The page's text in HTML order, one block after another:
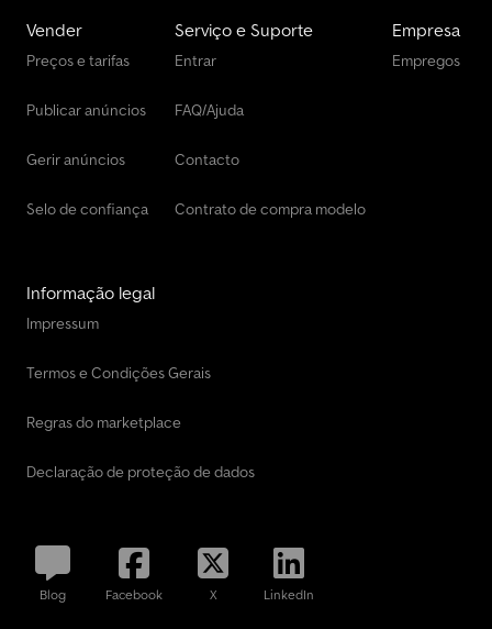
Vender
Preços e tarifas
Publicar anúncios
Gerir anúncios
Selo de confiança
Serviço e Suporte
Entrar
FAQ/Ajuda
Contacto
Contrato de compra modelo
Empresa
Empregos
Informação legal
Impressum
Termos e Condições Gerais
Regras do marketplace
Declaração de proteção de dados
Blog Facebook X LinkedIn